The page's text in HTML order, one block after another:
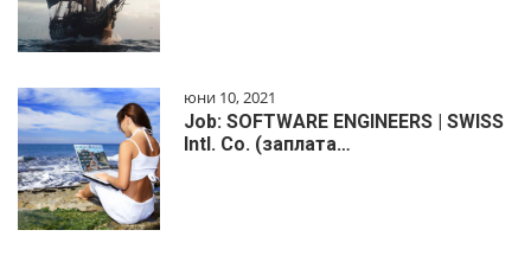
юни 10, 2021
Job: SOFTWARE ENGINEERS | SWISS
Intl. Co. (заплата…